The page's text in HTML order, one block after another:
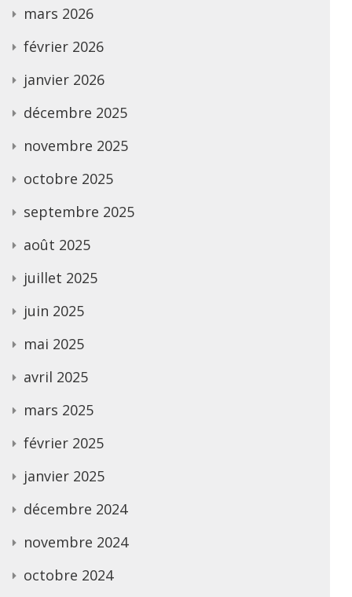
mars 2026
février 2026
janvier 2026
décembre 2025
novembre 2025
octobre 2025
septembre 2025
août 2025
juillet 2025
juin 2025
mai 2025
avril 2025
mars 2025
février 2025
janvier 2025
décembre 2024
novembre 2024
octobre 2024